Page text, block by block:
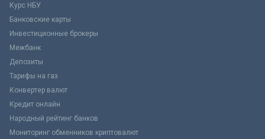
Курс НБУ
Банковские карты
Инвестиционные брокеры
Межбанк
Депозиты
Тарифы на газ
Конвертер валют
Кредит онлайн
Народный рейтинг банков
Мониторинг обменников криптовалют